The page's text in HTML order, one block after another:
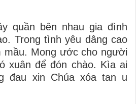
quần bên nhau gia đình
Trong tình yêu dâng cao
mầu. Mong ước cho người
xuân để đón chào. Kìa ai
đau xin Chúa xóa tan u